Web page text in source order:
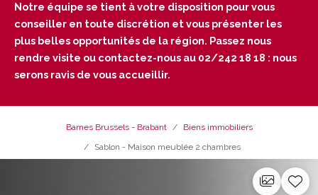
Notre équipe se tient à votre disposition pour vous
conseiller en toute discrétion et vous présenter les
plus belles opportunités de la région. Passez nous
rendre visite ou contactez-nous au 02/242 18 18 : nous
serons ravis de vous accueillir.
Barnes Brussels - Brabant
Biens immobiliers
Sablon - Maison meublée 2 chambres